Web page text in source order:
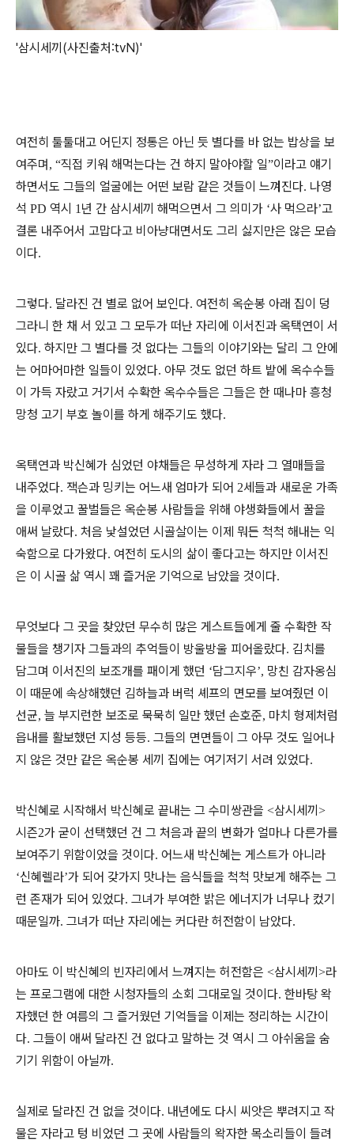
'삼시세끼(사진출처:tvN)'
여전히 툴툴대고 어딘지 정통은 아닌 듯 별다를 바 없는 밥상을 보
여주며 , “직접 키워 해먹는다는 건 하지 말아야할 일”이라고 얘기
하면서도 그들의 얼굴에는 어떤 보람 같은 것들이 느껴진다. 나영
석 PD 역시 1 년 간 삼시세끼 해먹으면서 그 의미가 ‘사 먹으라’고
결론 내주어서 고맙다고 비아냥대면서도 그리 싫지만은 않은 모습
이다.
그렇다. 달라진 건 별로 없어 보인다. 여전히 옥순봉 아래 집이 덩
그라니 한 채 서 있고 그 모두가 떠난 자리에 이서진과 옥택연이 서
있다. 하지만 그 별다를 것 없다는 그들의 이야기와는 달리 그 안에
는 어마어마한 일들이 있었다. 아무 것도 없던 하트 밭에 옥수수들
이 가득 자랐고 거기서 수확한 옥수수들은 그들은 한 때나마 흥청
망청 고기 부호 놀이를 하게 해주기도 했다.
옥택연과 박신혜가 심었던 야채들은 무성하게 자라 그 열매들을
내주었다. 잭슨과 밍키는 어느새 엄마가 되어 2세들과 새로운 가족
을 이루었고 꿀벌들은 옥순봉 사람들을 위해 야생화들에서 꿀을
애써 날랐다. 처음 낯설었던 시골살이는 이제 뭐든 척척 해내는 익
숙함으로 다가왔다. 여전히 도시의 삶이 좋다고는 하지만 이서진
은 이 시골 삶 역시 꽤 즐거운 기억으로 남았을 것이다.
무엇보다 그 곳을 찾았던 무수히 많은 게스트들에게 줄 수확한 작
물들을 챙기자 그들과의 추억들이 방울방울 피어올랐다. 김치를
담그며 이서진의 보조개를 패이게 했던 ‘담그지우’, 망친 감자옹심
이 때문에 속상해했던 김하늘과 버럭 셰프의 면모를 보여줬던 이
선균, 늘 부지런한 보조로 묵묵히 일만 했던 손호준, 마치 형제처럼
읍내를 활보했던 지성 등등. 그들의 면면들이 그 아무 것도 일어나
지 않은 것만 같은 옥순봉 세끼 집에는 여기저기 서려 있었다.
박신혜로 시작해서 박신혜로 끝내는 그 수미쌍관을 <삼시세끼 >
시즌2가 굳이 선택했던 건 그 처음과 끝의 변화가 얼마나 다른가를
보여주기 위함이었을 것이다. 어느새 박신혜는 게스트가 아니라
‘신혜렐라’가 되어 갖가지 맛나는 음식들을 척척 맛보게 해주는 그
런 존재가 되어 있었다. 그녀가 부여한 밝은 에너지가 너무나 컸기
때문일까. 그녀가 떠난 자리에는 커다란 허전함이 남았다.
아마도 이 박신혜의 빈자리에서 느껴지는 허전함은 <삼시세끼 >라
는 프로그램에 대한 시청자들의 소회 그대로일 것이다. 한바탕 왁
자했던 한 여름의 그 즐거웠던 기억들을 이제는 정리하는 시간이
다. 그들이 애써 달라진 건 없다고 말하는 것 역시 그 아쉬움을 숨
기기 위함이 아닐까.
실제로 달라진 건 없을 것이다. 내년에도 다시 씨앗은 뿌려지고 작
물은 자라고 텅 비었던 그 곳에 사람들의 왁자한 목소리들이 들려